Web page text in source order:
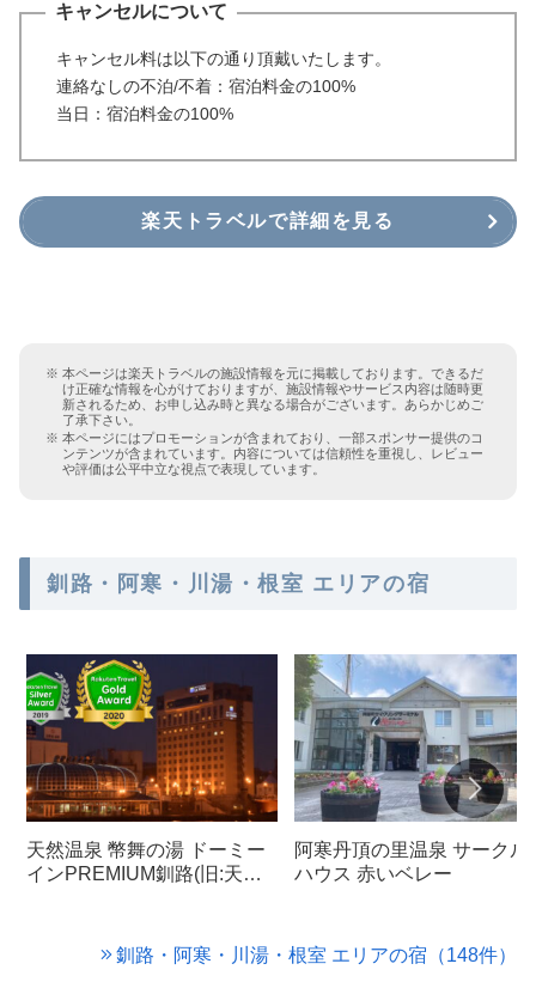
キャンセルについて
キャンセル料は以下の通り頂戴いたします。
連絡なしの不泊/不着：宿泊料金の100%
当日：宿泊料金の100%
楽天トラベルで詳細を見る
本ページは楽天トラベルの施設情報を元に掲載しております。できるだ
け正確な情報を心がけておりますが、施設情報やサービス内容は随時更
新されるため、お申し込み時と異なる場合がございます。あらかじめご
了承下さい。
本ページにはプロモーションが含まれており、一部スポンサー提供のコ
ンテンツが含まれています。内容については信頼性を重視し、レビュー
や評価は公平中立な視点で表現しています。
釧路・阿寒・川湯・根室 エリアの宿
天然温泉 幣舞の湯 ドーミー
インPREMIUM釧路(旧:天然
阿寒丹頂の里温泉 サークル
ハウス 赤いベレー
釧路・阿寒・川湯・根室 エリアの宿（148件）